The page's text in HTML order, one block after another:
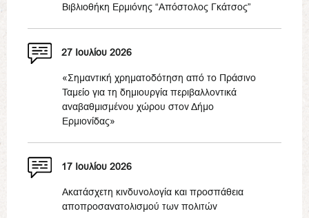
Βιβλιοθήκη Ερμιόνης “Απόστολος Γκάτσος”
27 Ιουλίου 2026
«Σημαντική χρηματοδότηση από το Πράσινο
Ταμείο για τη δημιουργία περιβαλλοντικά
αναβαθμισμένου χώρου στον Δήμο
Ερμιονίδας»
17 Ιουλίου 2026
Ακατάσχετη κινδυνολογία και προσπάθεια
αποπροσανατολισμού των πολιτών